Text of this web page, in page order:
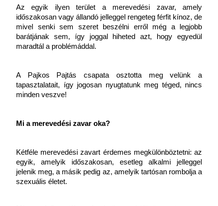
Az egyik ilyen terület a merevedési zavar, amely
időszakosan vagy állandó jelleggel rengeteg férfit kínoz, de
mivel senki sem szeret beszélni erről még a legjobb
barátjának sem, így joggal hiheted azt, hogy egyedül
maradtál a problémáddal.
A Pajkos Pajtás csapata osztotta meg velünk a
tapasztalatait, így jogosan nyugtatunk meg téged, nincs
minden veszve!
Mi a merevedési zavar oka?
Kétféle merevedési zavart érdemes megkülönböztetni: az
egyik, amelyik időszakosan, esetleg alkalmi jelleggel
jelenik meg, a másik pedig az, amelyik tartósan rombolja a
szexuális életet.